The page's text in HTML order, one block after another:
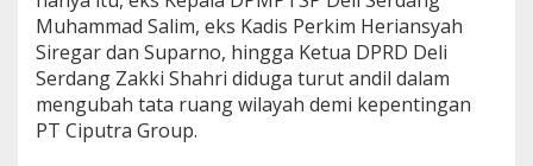
Muhammad Salim, eks Kadis Perkim Heriansyah
Siregar dan Suparno, hingga Ketua DPRD Deli
Serdang Zakki Shahri diduga turut andil dalam
mengubah tata ruang wilayah demi kepentingan
PT Ciputra Group.